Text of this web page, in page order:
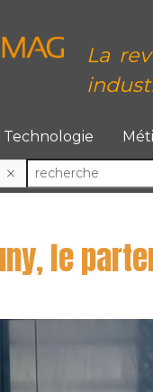
La
Technologie
le